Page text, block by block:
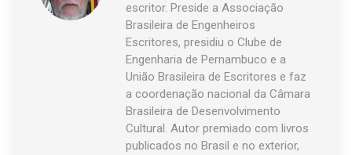
escritor. Preside a Associação
Brasileira de Engenheiros
Escritores, presidiu o Clube de
Engenharia de Pernambuco e a
União Brasileira de Escritores e faz
a coordenação nacional da Câmara
Brasileira de Desenvolvimento
Cultural. Autor premiado com livros
publicados no Brasil e no exterior,